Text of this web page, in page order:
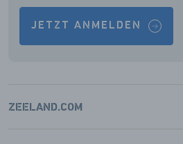
JETZT ANMELDEN
ZEELAND.COM